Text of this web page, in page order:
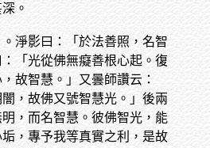
。
。淨影曰：「於法善照，名智
「光從佛無癡善根心起。復
故智慧。」又曇師讚云：
闇，故佛又號智慧光。」後兩
，而名智慧。彼佛智光，能
，專予我等真實之利，是故